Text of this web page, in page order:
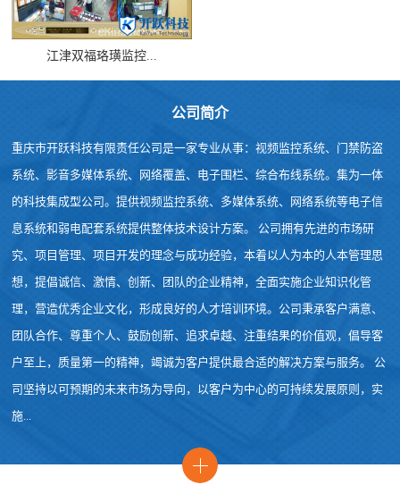
江津双福珞璜监控...
公司简介
重庆市开跃科技有限责任公司是一家专业从事：视频监控系统、门禁防盗
系统、影音多媒体系统、网络覆盖、电子围栏、综合布线系统。集为一体
的科技集成型公司。提供视频监控系统、多媒体系统、网络系统等电子信
息系统和弱电配套系统提供整体技术设计方案。 公司拥有先进的市场研
究、项目管理、项目开发的理念与成功经验，本着以人为本的人本管理思
想，提倡诚信、激情、创新、团队的企业精神，全面实施企业知识化管
理，营造优秀企业文化，形成良好的人才培训环境。公司秉承客户满意、
团队合作、尊重个人、鼓励创新、追求卓越、注重结果的价值观，倡导客
户至上，质量第一的精神，竭诚为客户提供最合适的解决方案与服务。 公
司坚持以可预期的未来市场为导向，以客户为中心的可持续发展原则，实
施...